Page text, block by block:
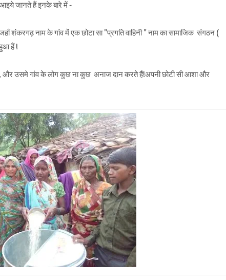
जानते हैं इनके बारे में -
शंकरगढ़ नाम के गांव में एक छोटा सा "प्रगति वाहिनी " नाम का सामाजिक संगठन (
हैं !
और उसमे गांव के लोग कुछ ना कुछ अनाज दान करते हैं!अपनी छोटी सी आशा और